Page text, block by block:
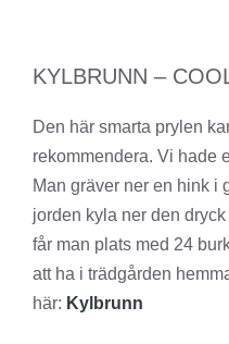
KYLBRUNN –
Den här smarta prylen
rekommendera. Vi hade
Man gräver ner en hink i
jorden kyla ner den
får man plats med 24
att ha i trädgården
här: Kylbrunn